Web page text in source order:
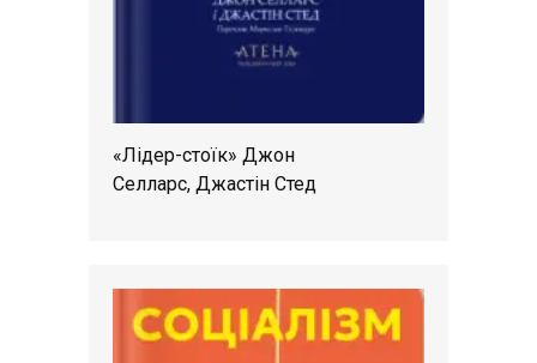
«Лідер-стоїк» Джон
Селларс, Джастін Стед